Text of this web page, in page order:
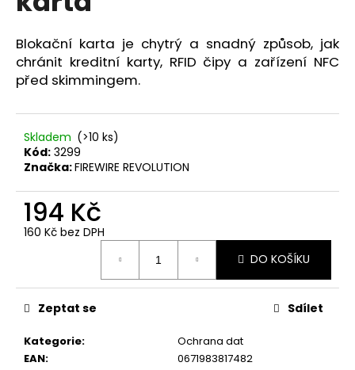
hvězdiček.
Blokační karta je chytrý a snadný způsob, jak
chránit kreditní karty, RFID čipy a zařízení NFC
před skimmingem.
Skladem (>10 ks)
Kód: 3299
Značka:FIREWIRE REVOLUTION
194 Kč
160 Kč bez DPH
DO KOŠÍKU
Kategorie:
Ochrana dat
EAN: 0671983817482
Zeptat se Sdílet
j
e
m
e
FWR
ANTI-
SKIMMING
KARTA
194
Kč